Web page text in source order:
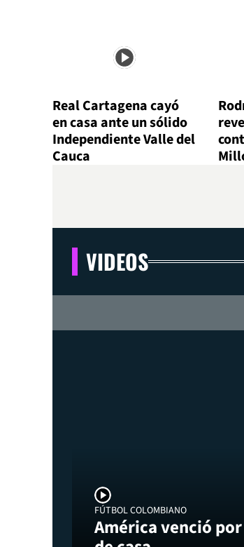
Real Cartagena cayó
en casa ante un sólido
Independiente Valle del
Cauca
VIDEOS
FÚTBOL COLOMBIANO
América venció